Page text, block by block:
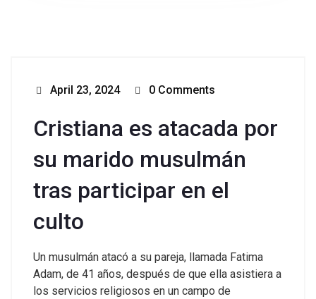
April 23, 2024 0 Comments
Cristiana es atacada por
su marido musulmán
tras participar en el
culto
Un musulmán atacó a su pareja, llamada Fatima
Adam, de 41 años, después de que ella asistiera a
los servicios religiosos en un campo de